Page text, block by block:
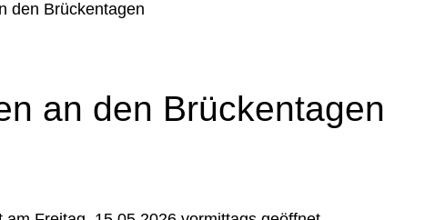
den Brückentagen
an den Brückentagen